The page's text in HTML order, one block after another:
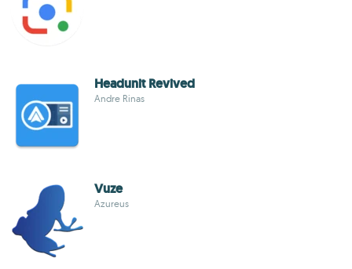
Headunit Revived
Andre Rinas
Vuze
Azureus